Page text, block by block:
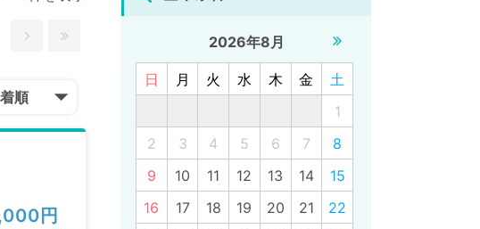
順
円
2026年8月
日 月 火 水 木 金
土
1
2
3 4 5 6 7
8
9
10 11 12 13 14
15
16
17 18 19 20 21
22